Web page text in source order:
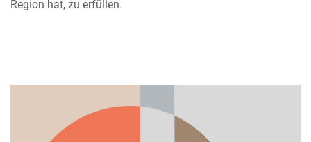
Region hat, zu erfüllen.